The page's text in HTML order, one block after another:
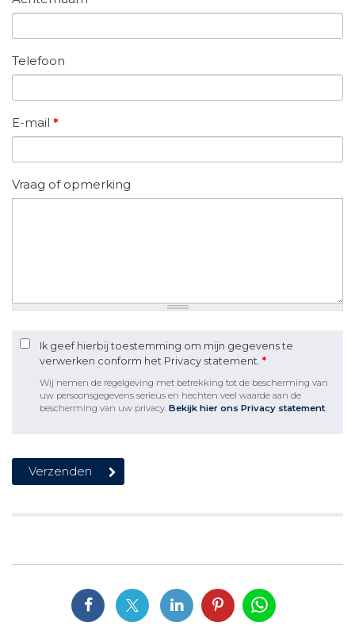
Telefoon
E-mail *
Vraag of opmerking
Ik geef hierbij toestemming om mijn gegevens te
verwerken conform het Privacy statement. *
Wij nemen de regelgeving met betrekking tot de bescherming van
uw persoonsgegevens serieus en hechten veel waarde aan de
bescherming van uw privacy. Bekijk hier ons Privacy statement.